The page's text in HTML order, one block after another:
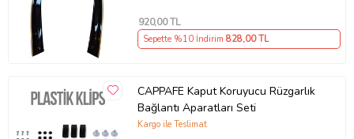
920,00 TL
Sepette %10 İndirim 828,00 TL
CAPPAFE Kaput Koruyucu Rüzgarlık
Bağlantı Aparatları Seti
Kargo ile Teslimat